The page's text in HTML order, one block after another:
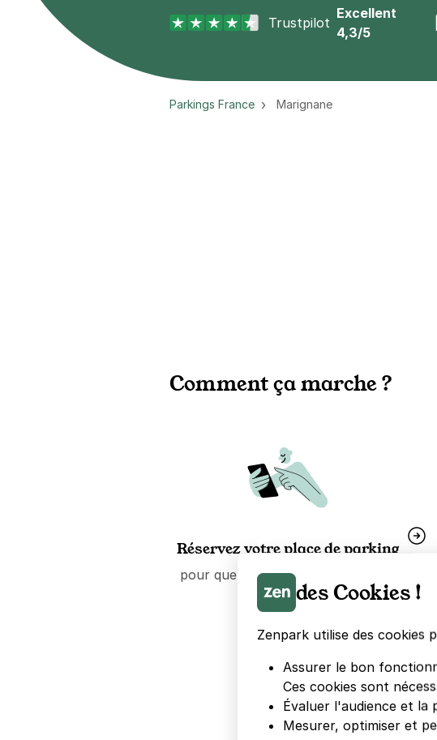
Trustpilot
Excellent
4,3/5
Parkings France Marignane
Comment ça marche ?
Réservez votre place de parking
pour quelques heures ou quelques
mois.des Cookies !
Zenpark utilise des cookies
Assurer le bon
Ces cookies sont
Évaluer l'audience et
Mesurer, optimiser et